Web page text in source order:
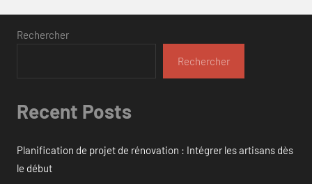
Rechercher
Rechercher
Recent Posts
Planification de projet de rénovation : Intégrer les artisans dès
le début